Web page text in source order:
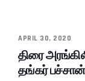
APRIL 30, 2020
திரை
தங்கர் பச்சான்